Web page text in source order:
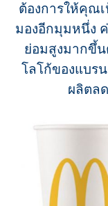
ต้องการให้คุณ
มองอีกมุมหนึ่ง
ย่อมสูงมากขึ้
โลโก้ของแบร
ผลิตล